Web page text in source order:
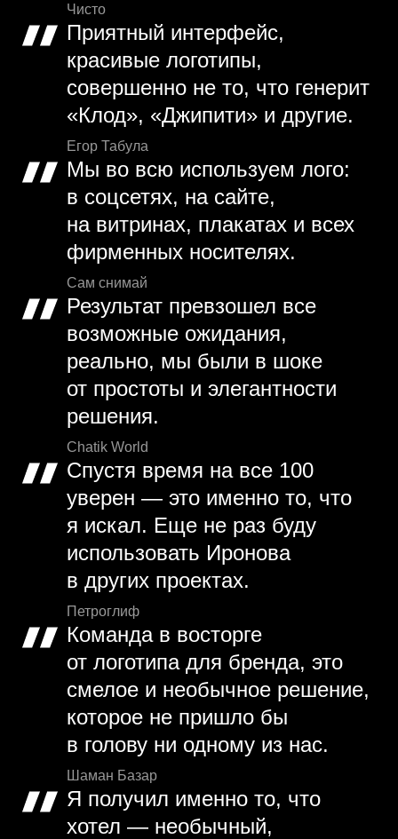
Чисто
Приятный интерфейс,
красивые логотипы,
совершенно не то, что генерит
«Клод», «Джипити» и другие.
Егор Табула
Мы во всю используем лого:
в соцсетях, на сайте,
на витринах, плакатах и всех
фирменных носителях.
Сам снимай
Результат превзошел все
возможные ожидания,
реально, мы были в шоке
от простоты и элегантности
решения.
Chatik World
Спустя время на все 100
уверен — это именно то, что
я искал. Еще не раз буду
использовать Иронова
в других проектах.
Петроглиф
Команда в восторге
от логотипа для бренда, это
смелое и необычное решение,
которое не пришло бы
в голову ни одному из нас.
Шаман Базар
Я получил именно то, что
хотел — необычный,